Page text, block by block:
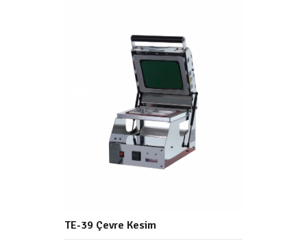
TE-39 Çevre Kesim